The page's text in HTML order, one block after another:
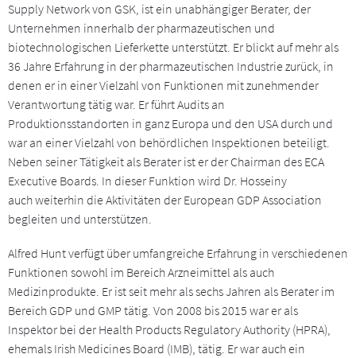
Supply Network von GSK, ist ein unabhängiger Berater, der
Unternehmen innerhalb der pharmazeutischen und
biotechnologischen Lieferkette unterstützt. Er blickt auf mehr als
36 Jahre Erfahrung in der pharmazeutischen Industrie zurück, in
denen er in einer Vielzahl von Funktionen mit zunehmender
Verantwortung tätig war. Er führt Audits an
Produktionsstandorten in ganz Europa und den USA durch und
war an einer Vielzahl von behördlichen Inspektionen beteiligt.
Neben seiner Tätigkeit als Berater ist er der Chairman des ECA
Executive Boards. In dieser Funktion wird Dr. Hosseiny
auch weiterhin die Aktivitäten der European GDP Association
begleiten und unterstützen.
Alfred Hunt verfügt über umfangreiche Erfahrung in verschiedenen
Funktionen sowohl im Bereich Arzneimittel als auch
Medizinprodukte. Er ist seit mehr als sechs Jahren als Berater im
Bereich GDP und GMP tätig. Von 2008 bis 2015 war er als
Inspektor bei der Health Products Regulatory Authority (HPRA),
ehemals Irish Medicines Board (IMB), tätig. Er war auch ein